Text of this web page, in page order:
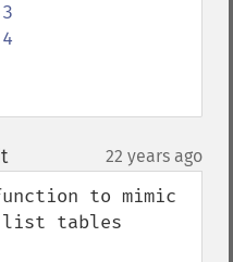
¶ 22 years ago
to mimic
list tables